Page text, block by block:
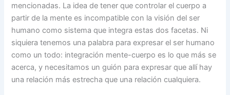
mencionadas. La idea de tener que controlar el cuerpo a
partir de la mente es incompatible con la visión del ser
humano como sistema que integra estas dos facetas. Ni
siquiera tenemos una palabra para expresar el ser humano
como un todo: integración mente-cuerpo es lo que más se
acerca, y necesitamos un guión para expresar que allí hay
una relación más estrecha que una relación cualquiera.